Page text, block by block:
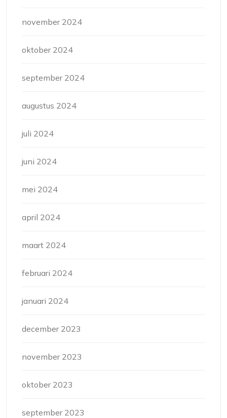
november 2024
oktober 2024
september 2024
augustus 2024
juli 2024
juni 2024
mei 2024
april 2024
maart 2024
februari 2024
januari 2024
december 2023
november 2023
oktober 2023
september 2023